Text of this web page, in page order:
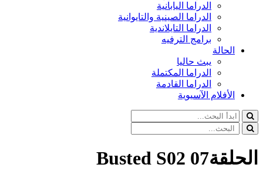
الدراما اليابانية
الدراما الصينية والتايوانية
الدراما التايلاندية
برامج الترفيه
الحالة
يبث حاليا
الدراما المكتملة
الدراما القادمة
الأفلام الآسيوية
الحلقة07 Busted S02